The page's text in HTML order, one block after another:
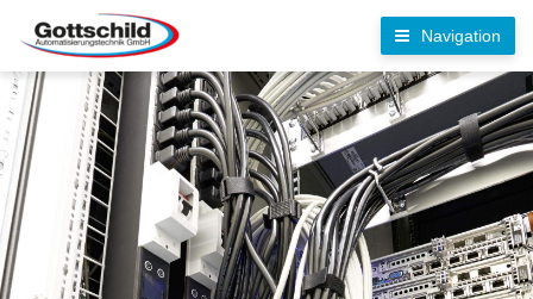
Navigation